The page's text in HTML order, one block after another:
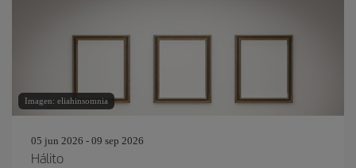
Imagen: eliahinsomnia
05 jun 2026 - 09 sep 2026
Hálito